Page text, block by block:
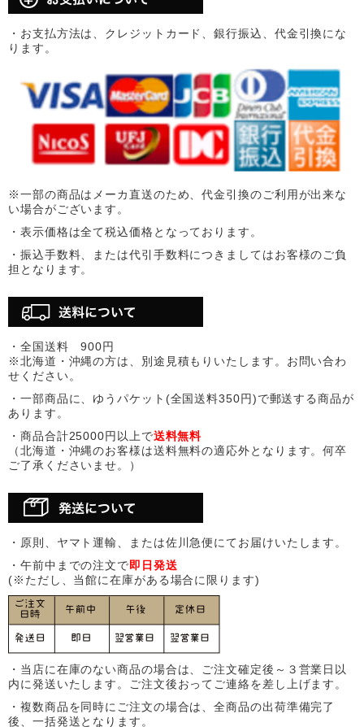
・お支払方法は、クレジットカード、銀行振込、代金引換にな
ります。
※一部の商品はメーカ直送のため、代金引換のご利用が出来な
い場合がございます。
・表示価格は全て税込価格となっております。
・振込手数料、または代引手数料につきましてはお客様のご負
担となります。
・全国送料 900円
※北海道・沖縄の方は、別途見積もりいたします。お問い合わ
せください。
・一部商品に、ゆうパケット(全国送料350円)で郵送する商品が
あります。
・商品合計25000円以上で送料無料
（北海道・沖縄のお客様は送料無料の適応外となります。何卒
ご了承くださいませ。）
・原則、ヤマト運輸、または佐川急便にてお届けいたします。
・午前中までの注文で即日発送
(※ただし、当館に在庫がある場合に限ります)
・当店に在庫のない商品の場合は、ご注文確定後～３営業日以
内に発送いたします。ご注文後おってご連絡を差し上げます。
・複数商品を同時にご注文の場合は、全商品の出荷準備完了
後、一括発送となります。